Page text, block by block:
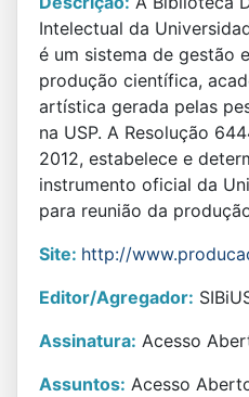
Intelectual da
é um sistema de gestão
produção científica,
artística gerada pelas
na USP. A Resolução
2012, estabelece e
instrumento oficial da
para reunião da
Site: http://
Editor/Agregador:
Assinatura: Acesso
Assuntos: Acesso